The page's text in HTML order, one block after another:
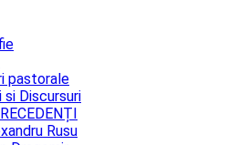
pastorale
si Discursuri
Rusu